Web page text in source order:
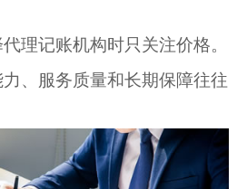
理记账机构时只关注价格。
、服务质量和长期保障往往